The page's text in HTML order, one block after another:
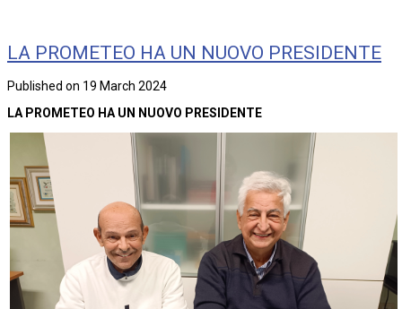
LA PROMETEO HA UN NUOVO PRESIDENTE
Published on 19 March 2024
LA PROMETEO HA UN NUOVO PRESIDENTE